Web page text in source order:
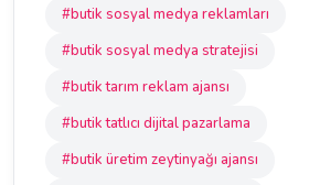
#butik sosyal medya reklamları
#butik sosyal medya stratejisi
#butik tarım reklam ajansı
#butik tatlıcı dijital pazarlama
#butik üretim zeytinyağı ajansı